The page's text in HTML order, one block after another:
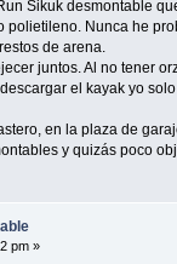
Sikuk desmontable
polietileno. Nunca he
de arena.
juntos. Al no tener
el kayak yo
en la plaza de
y quizás poco
pm »